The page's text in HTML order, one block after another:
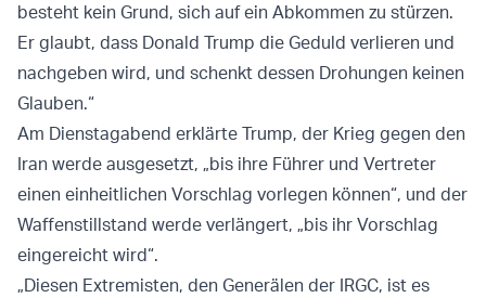
besteht kein Grund, sich auf ein Abkommen zu stürzen.
Er glaubt, dass Donald Trump die Geduld verlieren und
nachgeben wird, und schenkt dessen Drohungen keinen
Glauben.“
Am Dienstagabend erklärte Trump, der Krieg gegen den
Iran werde ausgesetzt, „bis ihre Führer und Vertreter
einen einheitlichen Vorschlag vorlegen können“, und der
Waffenstillstand werde verlängert, „bis ihr Vorschlag
eingereicht wird“.
„Diesen Extremisten, den Generälen der IRGC, ist es